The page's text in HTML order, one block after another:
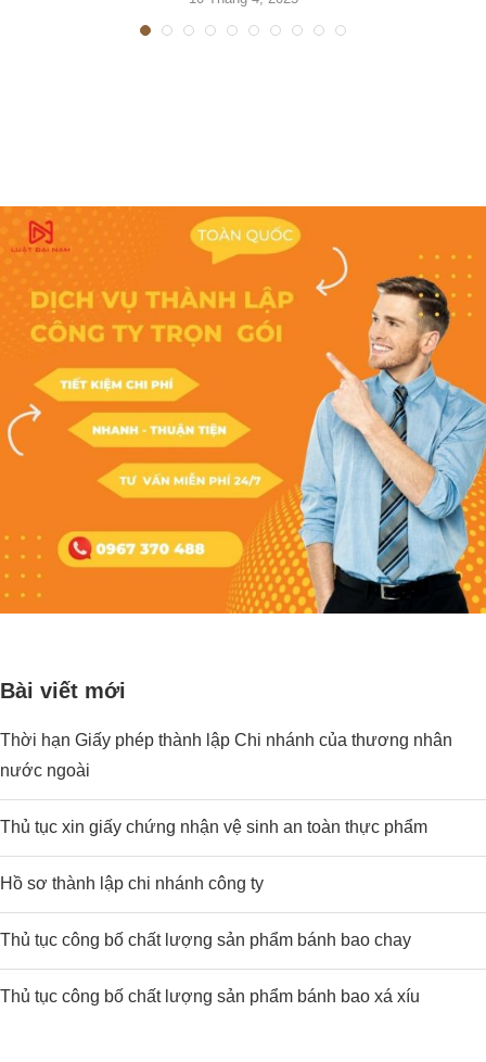
Bài viết mới
Thời hạn Giấy phép thành lập Chi nhánh của thương nhân
nước ngoài
Thủ tục xin giấy chứng nhận vệ sinh an toàn thực phẩm
Hồ sơ thành lập chi nhánh công ty
Thủ tục công bố chất lượng sản phẩm bánh bao chay
Thủ tục công bố chất lượng sản phẩm bánh bao xá xíu